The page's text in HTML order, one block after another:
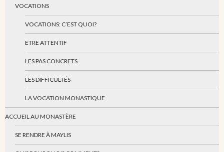
VOCATIONS
VOCATIONS: C’EST QUOI?
ETRE ATTENTIF
LES PAS CONCRETS
LES DIFFICULTÉS
LA VOCATION MONASTIQUE
ACCUEIL AU MONASTÈRE
SE RENDRE À MAYLIS